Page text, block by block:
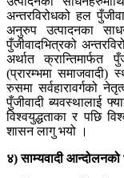
अन्तरविरोधको हल
अनुरुप उत्पादनका
पुँजीवादभित्रको
अर्थात क्रान्तिमार्फत
(प्रारम्भमा समाजवादी)
रुसमा सर्वहारावर्गको
पुँजीवादी ब्यवस्थालाई
विश्वयुद्धताका र पछि
शासन लागु भयो ।
४) साम्यवादी आन्दोलनको